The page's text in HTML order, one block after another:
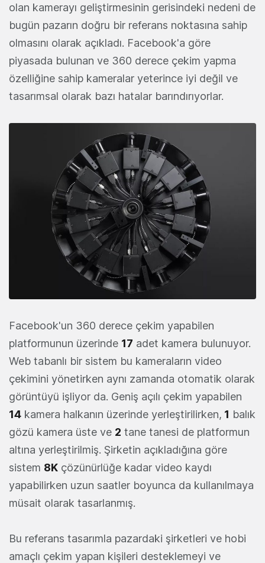
olan kamerayı geliştirmesinin gerisindeki nedeni de
bugün pazarın doğru bir referans noktasına sahip
olmasını olarak açıkladı. Facebook'a göre
piyasada bulunan ve 360 derece çekim yapma
özelliğine sahip kameralar yeterince iyi değil ve
tasarımsal olarak bazı hatalar barındırıyorlar.
Facebook'un 360 derece çekim yapabilen
platformunun üzerinde 17 adet kamera bulunuyor.
Web tabanlı bir sistem bu kameraların video
çekimini yönetirken aynı zamanda otomatik olarak
görüntüyü işliyor da. Geniş açılı çekim yapabilen
14 kamera halkanın üzerinde yerleştirilirken, 1 balık
gözü kamera üste ve 2 tane tanesi de platformun
altına yerleştirilmiş. Şirketin açıkladığına göre
sistem 8K çözünürlüğe kadar video kaydı
yapabilirken uzun saatler boyunca da kullanılmaya
müsait olarak tasarlanmış.
Bu referans tasarımla pazardaki şirketleri ve hobi
amaçlı çekim yapan kişileri desteklemeyi ve